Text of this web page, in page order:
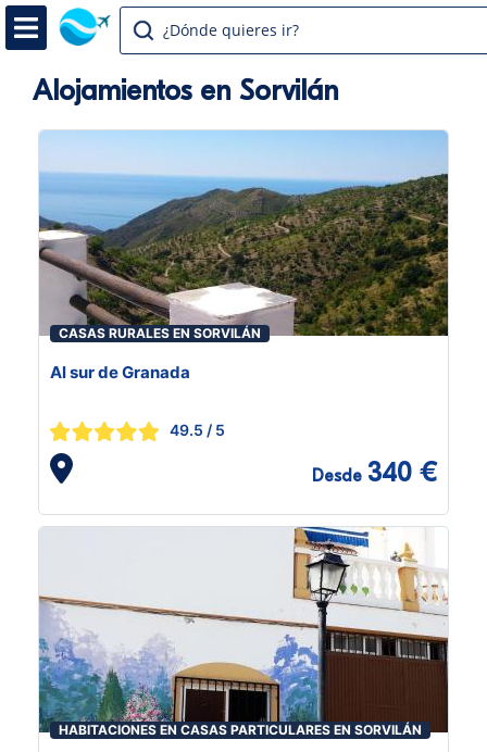
¿Dónde quieres ir?
Alojamientos en Sorvilán
CASAS RURALES EN SORVILÁN
Al sur de Granada
49.5 / 5
Desde 340 €
HABITACIONES EN CASAS PARTICULARES EN SORVILÁN